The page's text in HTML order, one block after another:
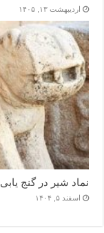
اردیبهشت ۱۳, ۱۴۰۵
نماد شیر در گنج یابی
اسفند ۵, ۱۴۰۴